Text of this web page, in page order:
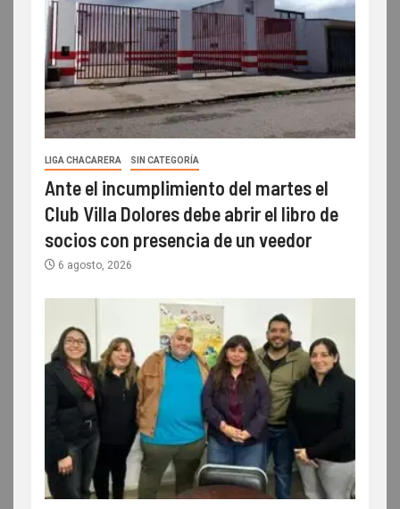
LIGA CHACARERA SIN CATEGORÍA
Ante el incumplimiento del martes el
Club Villa Dolores debe abrir el libro de
socios con presencia de un veedor
6 agosto, 2026